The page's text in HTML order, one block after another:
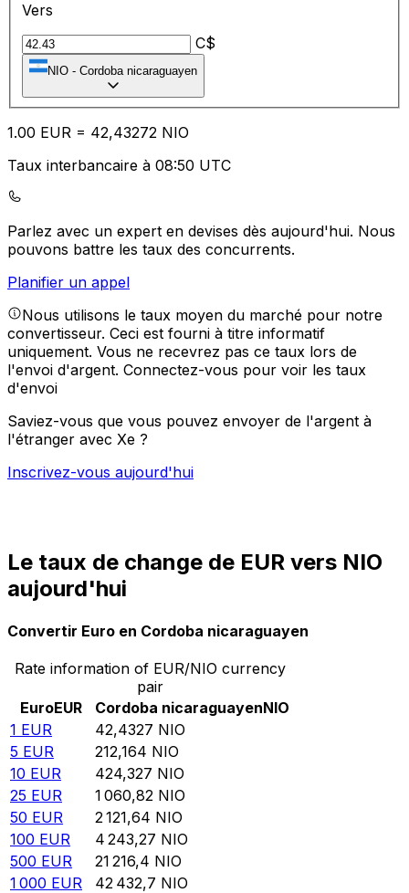
Vers
C$
NIO - Cordoba nicaraguayen
1.00 EUR = 42,43272 NIO
Taux interbancaire à 08:50 UTC
Parlez avec un expert en devises dès aujourd'hui. Nous
pouvons battre les taux des concurrents.
Planifier un appel
Nous utilisons le taux moyen du marché pour notre
convertisseur. Ceci est fourni à titre informatif
uniquement. Vous ne recevrez pas ce taux lors de
l'envoi d'argent. Connectez-vous pour voir les taux
d'envoi
Saviez-vous que vous pouvez envoyer de l'argent à
l'étranger avec Xe ?
Inscrivez-vous aujourd'hui
Le taux de change de EUR vers NIO
aujourd'hui
Convertir Euro en Cordoba nicaraguayen
Rate information of EUR/NIO currency
pair
EuroEUR Cordoba nicaraguayenNIO
1 EUR 42,4327 NIO
5 EUR 212,164 NIO
10 EUR 424,327 NIO
25 EUR 1 060,82 NIO
50 EUR 2 121,64 NIO
100 EUR 4 243,27 NIO
500 EUR 21 216,4 NIO
1 000 EUR 42 432,7 NIO